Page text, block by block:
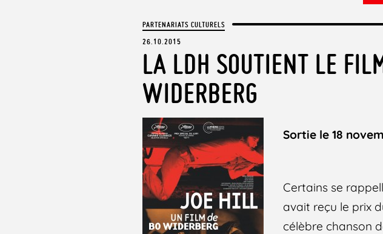
PARTENARIATS CULTURELS
26.10.2015
LA LDH SOUTIENT LE
WIDERBERG
Sortie le 18
Certains se
avait reçu le prix
célèbre chanson